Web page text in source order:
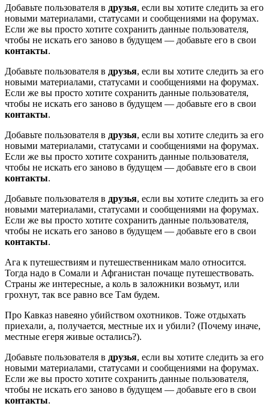
Добавьте пользователя в друзья, если вы хотите следить за его
новыми материалами, статусами и сообщениями на форумах.
Если же вы просто хотите сохранить данные пользователя,
чтобы не искать его заново в будущем — добавьте его в свои
контакты.
Добавьте пользователя в друзья, если вы хотите следить за его
новыми материалами, статусами и сообщениями на форумах.
Если же вы просто хотите сохранить данные пользователя,
чтобы не искать его заново в будущем — добавьте его в свои
контакты.
Добавьте пользователя в друзья, если вы хотите следить за его
новыми материалами, статусами и сообщениями на форумах.
Если же вы просто хотите сохранить данные пользователя,
чтобы не искать его заново в будущем — добавьте его в свои
контакты.
Добавьте пользователя в друзья, если вы хотите следить за его
новыми материалами, статусами и сообщениями на форумах.
Если же вы просто хотите сохранить данные пользователя,
чтобы не искать его заново в будущем — добавьте его в свои
контакты.
Ага к путешествиям и путешественникам мало относится.
Тогда надо в Сомали и Афганистан почаще путешествовать.
Страны же интересные, а коль в заложники возьмут, или
грохнут, так все равно все Там будем.
Про Кавказ навеяно убийством охотников. Тоже отдыхать
приехали, а, получается, местные их и убили? (Почему иначе,
местные егеря живые остались?).
Добавьте пользователя в друзья, если вы хотите следить за его
новыми материалами, статусами и сообщениями на форумах.
Если же вы просто хотите сохранить данные пользователя,
чтобы не искать его заново в будущем — добавьте его в свои
контакты.